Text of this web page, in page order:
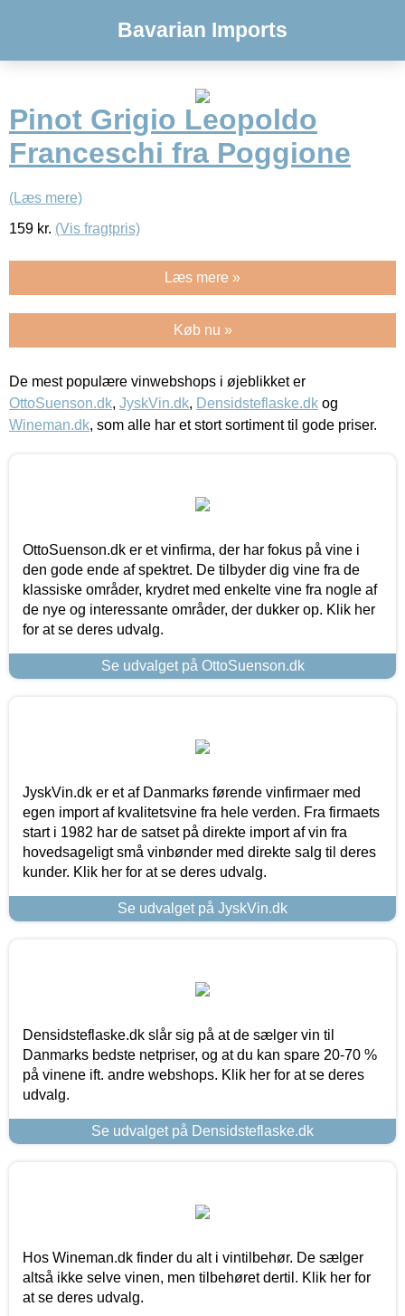
Bavarian Imports
Pinot Grigio Leopoldo
Franceschi fra Poggione
(Læs mere)
159 kr. (Vis fragtpris)
Læs mere »
Køb nu »
De mest populære vinwebshops i øjeblikket er
OttoSuenson.dk, JyskVin.dk, Densidsteflaske.dk og
Wineman.dk, som alle har et stort sortiment til gode priser.
OttoSuenson.dk er et vinfirma, der har fokus på vine i
den gode ende af spektret. De tilbyder dig vine fra de
klassiske områder, krydret med enkelte vine fra nogle af
de nye og interessante områder, der dukker op. Klik her
for at se deres udvalg.
Se udvalget på OttoSuenson.dk
JyskVin.dk er et af Danmarks førende vinfirmaer med
egen import af kvalitetsvine fra hele verden. Fra firmaets
start i 1982 har de satset på direkte import af vin fra
hovedsageligt små vinbønder med direkte salg til deres
kunder. Klik her for at se deres udvalg.
Se udvalget på JyskVin.dk
Densidsteflaske.dk slår sig på at de sælger vin til
Danmarks bedste netpriser, og at du kan spare 20-70 %
på vinene ift. andre webshops. Klik her for at se deres
udvalg.
Se udvalget på Densidsteflaske.dk
Hos Wineman.dk finder du alt i vintilbehør. De sælger
altså ikke selve vinen, men tilbehøret dertil. Klik her for
at se deres udvalg.